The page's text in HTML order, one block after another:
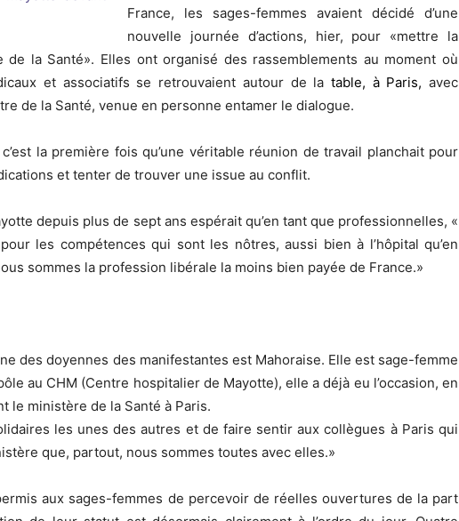
France, les sages-femmes avaient décidé d’une
nouvelle journée d’actions, hier, pour «mettre la
la Santé». Elles ont organisé des rassemblements au moment où
et associatifs se retrouvaient autour de la table, à Paris, avec
de la Santé, venue en personne entamer le dialogue.
la première fois qu’une véritable réunion de travail planchait pour
et tenter de trouver une issue au conflit.
depuis plus de sept ans espérait qu’en tant que professionnelles, «
les compétences qui sont les nôtres, aussi bien à l’hôpital qu’en
sommes la profession libérale la moins bien payée de France.»
des doyennes des manifestantes est Mahoraise. Elle est sage-femme
au CHM (Centre hospitalier de Mayotte), elle a déjà eu l’occasion, en
le ministère de la Santé à Paris.
les unes des autres et de faire sentir aux collègues à Paris qui
que, partout, nous sommes toutes avec elles.»
aux sages-femmes de percevoir de réelles ouvertures de la part